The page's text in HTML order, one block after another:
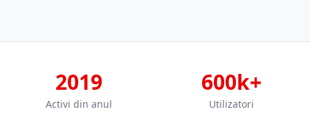
2019
Activi din anul
600k+
Utilizatori